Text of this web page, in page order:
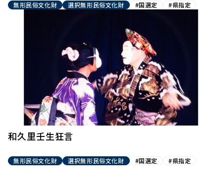
無形民俗文化財 選択無形民俗文化財 #国選定 #県指定
和久里壬生狂言
無形民俗文化財 選択無形民俗文化財 #国選定 #県指定